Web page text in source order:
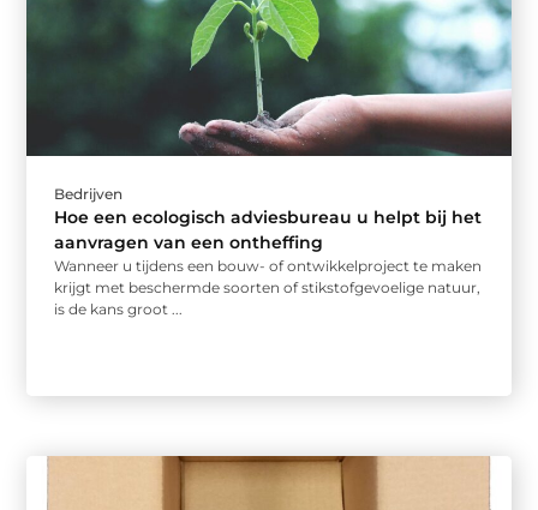
Bedrijven
Hoe een ecologisch adviesbureau u helpt bij het
aanvragen van een ontheffing
Wanneer u tijdens een bouw- of ontwikkelproject te maken
krijgt met beschermde soorten of stikstofgevoelige natuur,
is de kans groot ...